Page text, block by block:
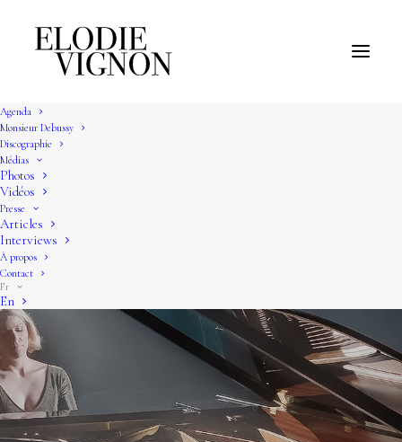
Agenda
Monsieur Debussy
Discographie
Médias
Photos
Vidéos
Presse
Articles
Interviews
À propos
Contact
Fr
En